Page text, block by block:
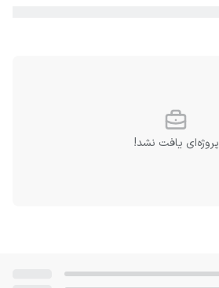
پروژه‌ای یافت نشد!